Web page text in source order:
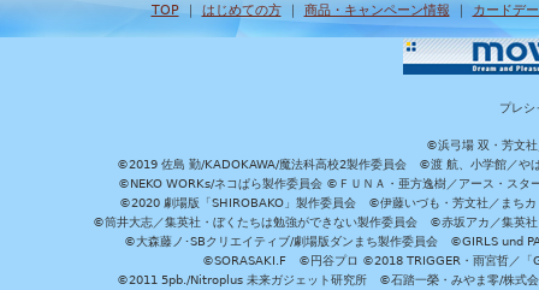
TOP｜ はじめての方｜ 商品・キャンペーン情報 ｜ カードデ
プレシ
©浜弓場 双・芳文社
©2019 佐島 勤/KADOKAWA/魔法科高校2製作委員会 ©渡 航、小学館／や
©NEKO WORKs/ネコぱら製作委員会 ©ＦＵＮＡ・亜方逸樹／アース・ス
©2020 劇場版「SHIROBAKO」製作委員会 ©伊藤いづも・芳文社／まち
©筒井大志／集英社・ぼくたちは勉強ができない製作委員会 ©赤坂アカ／集英
©大森藤ノ･SBクリエイティブ/劇場版ダンまち製作委員会 ©GIRLS und
©SORASAKI.F ©円谷プロ ©2018 TRIGGER・雨宮哲／
©2011 5pb./Nitroplus 未来ガジェット研究所 ©石踏一榮・みやま零/株式